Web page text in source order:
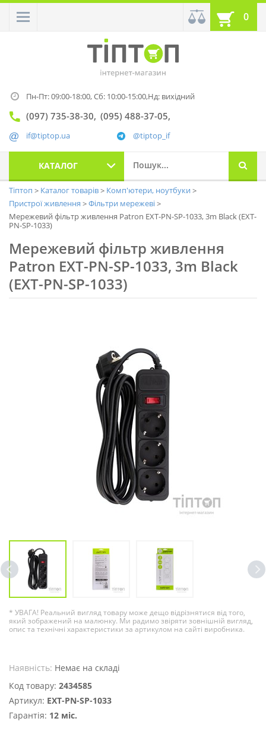
0
Пн-Пт: 09:00-18:00,Сб: 10:00-15:00,Нд: вихідний
(097) 735-38-30 (095) 488-37-05
@tiptop_if
if@tiptop.ua
КАТАЛОГ
Тіптоп Каталог товарів
Комп'ютери, ноутбуки
Пристрої живлення
Фільтри мережеві
Мережевий фільтр живлення Patron EXT-PN-SP-1033, 3m Black (EXT-
PN-SP-1033)
Мережевий фільтр живлення
Patron EXT-PN-SP-1033, 3m Black
(EXT-PN-SP-1033)
* УВАГА! Реальний вигляд товару може дещо відрізнятися від того,
який зображений на малюнку. Ми радимо звіряти зовнішній вигляд,
опис та технічні характеристики за артикулом на сайті виробника.
Наявність: Немає на складі
Код товару: 2434585
Артикул: EXT-PN-SP-1033
Гарантія: 12 міс.